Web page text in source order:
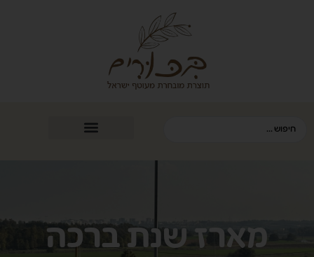
מארז שנת ברכה